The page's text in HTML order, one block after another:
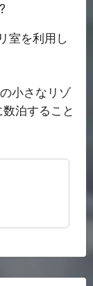
室を利用し
小さなリゾ
泊すること